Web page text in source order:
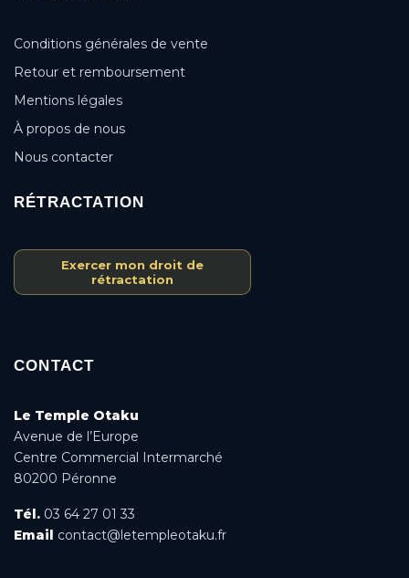
Conditions générales de vente
Retour et remboursement
Mentions légales
À propos de nous
Nous contacter
RÉTRACTATION
Exercer mon droit de
rétractation
CONTACT
Le Temple Otaku
Avenue de l’Europe
Centre Commercial Intermarché
80200 Péronne
Tél. 03 64 27 01 33
Email contact@letempleotaku.fr